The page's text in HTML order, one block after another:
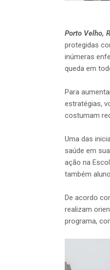
Porto Velho,
protegidas
inúmeras
queda em
Para
estratégias,
costumam
Uma das
saúde em
ação na
também
De acordo
realizam
programa,